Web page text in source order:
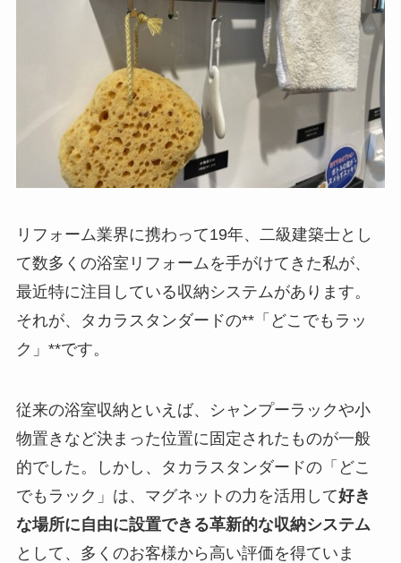
リフォーム業界に携わって19年、二級建築士とし
て数多くの浴室リフォームを手がけてきた私が、
最近特に注目している収納システムがあります。
それが、タカラスタンダードの**「どこでもラッ
ク」**です。
従来の浴室収納といえば、シャンプーラックや小
物置きなど決まった位置に固定されたものが一般
的でした。しかし、タカラスタンダードの「どこ
でもラック」は、マグネットの力を活用して好き
な場所に自由に設置できる革新的な収納システム
として、多くのお客様から高い評価を得ていま